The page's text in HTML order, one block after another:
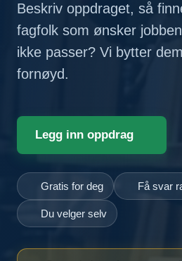
Beskriv oppdraget, så
fagfolk som ønsker
ikke passer? Vi bytter
fornøyd.
Legg inn oppdrag
Gratis for deg Få svar
Du velger selv